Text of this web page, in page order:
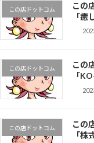
この店ドットコム
この
「癒
この店ドットコム
この
「
この店ドットコム
この
「株